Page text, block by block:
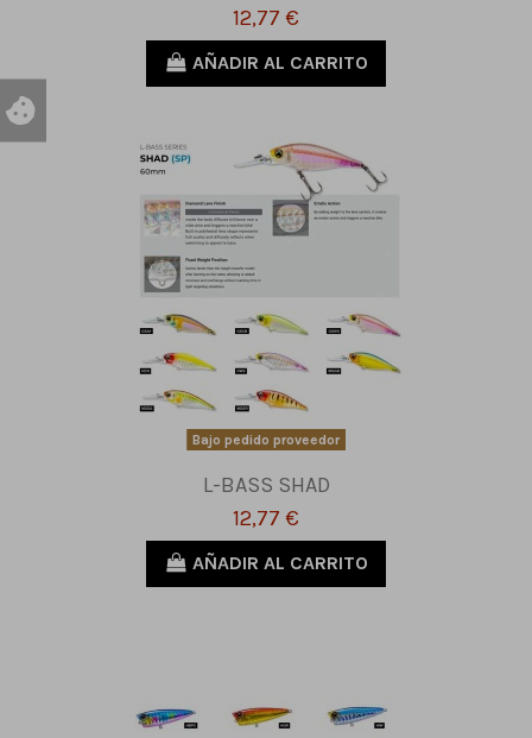
12,77 €
AÑADIR AL CARRITO
Bajo pedido proveedor
L-BASS SHAD
12,77 €
AÑADIR AL CARRITO